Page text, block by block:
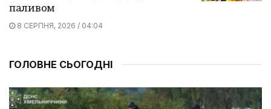
паливом
8 СЕРПНЯ, 2026 / 04:04
ГОЛОВНЕ СЬОГОДНІ